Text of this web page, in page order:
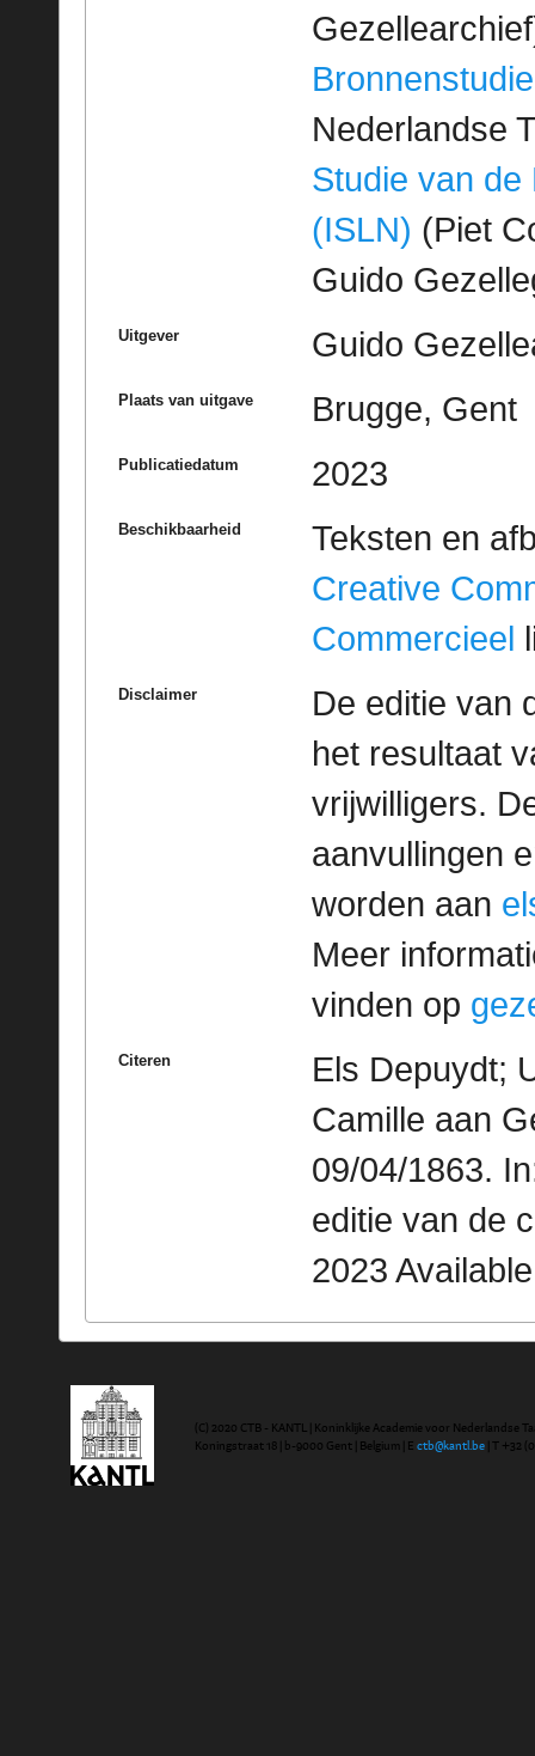
Bronnenstudie
Nederlandse
Studie van de
(ISLN) (Piet
Guido
Uitgever Guido
Plaats van uitgave Brugge, Gent
Publicatiedatum 2023
Beschikbaarheid
Teksten en
Creative
Commercieel
Disclaimer
De editie van
het resultaat
vrijwilligers.
aanvullingen
worden aan
Meer
vinden op
Citeren
Els Depuydt;
Camille aan
09/04/1863.
editie van de
2023
(C) 2020 CTB - KANTL | Koninklijke Academie voor Nederlandse
Koningstraat 18 | b-9000 Gent | Belgium | E ctb@kantl.be | T +32